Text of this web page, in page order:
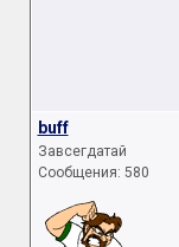
buff
Завсегдатай
Сообщения: 580